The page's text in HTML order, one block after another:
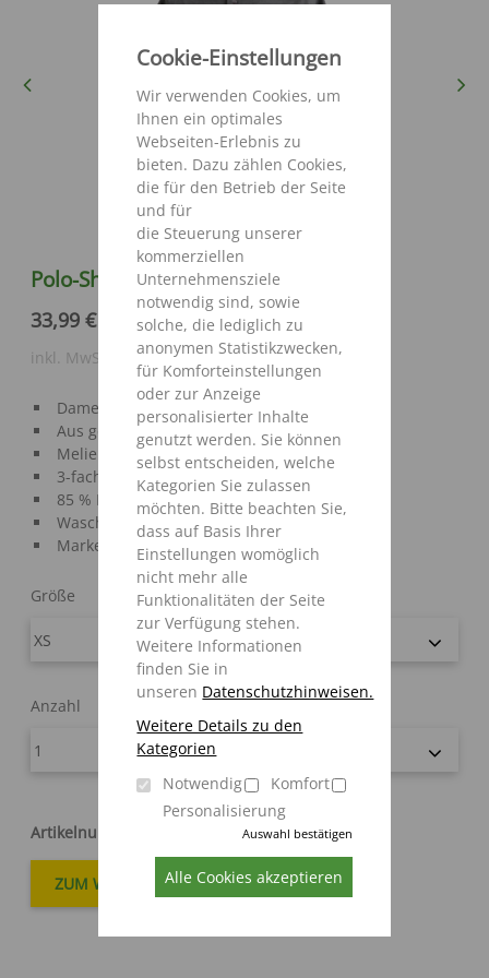
Cookie-Einstellungen
Wir verwenden Cookies, um
Ihnen ein optimales
Webseiten-Erlebnis zu
bieten. Dazu zählen Cookies,
die für den Betrieb der Seite
und für
die Steuerung unserer
kommerziellen
Unternehmensziele
notwendig sind, sowie
solche, die lediglich zu
anonymen Statistikzwecken,
für Komforteinstellungen
oder zur Anzeige
personalisierter Inhalte
genutzt werden. Sie können
selbst entscheiden, welche
Kategorien Sie zulassen
möchten. Bitte beachten Sie,
dass auf Basis Ihrer
Einstellungen womöglich
nicht mehr alle
Funktionalitäten der Seite
zur Verfügung stehen.
Weitere Informationen
finden Sie in
unseren Datenschutzhinweisen.
Weitere Details zu den
Kategorien
Notwendig
Komfort
Personalisierung
Auswahl bestätigen
Alle Cookies akzeptieren
Previous
Polo-Shirt Damen
33,99 €
inkl. MwSt. zzgl. Versandkosten
Damenschnitt
Aus gekämmter, hochwertiger Baumwolle
Meliert grau
3-fache Knopfleiste
85 % Baumwolle / 15 % Viskose
Waschbar bei 60 °C.
Marke: Engelbert Strauss
Größe
Anzahl
Artikelnummer